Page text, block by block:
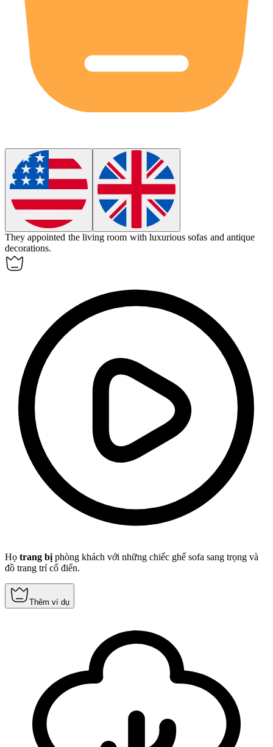
Theyappointed the living room with luxurious sofas and antique
decorations.
Họ trang bị phòng khách với những chiếc ghế sofa sang trọng và
đồ trang trí cổ điển.
Thêm ví dụ